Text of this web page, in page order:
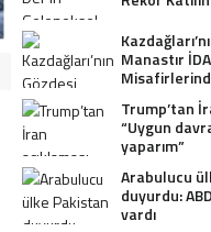
Manastır
Trump’tan
“Uygun
yaparım”
Arabulucu
duyurdu:
vardı